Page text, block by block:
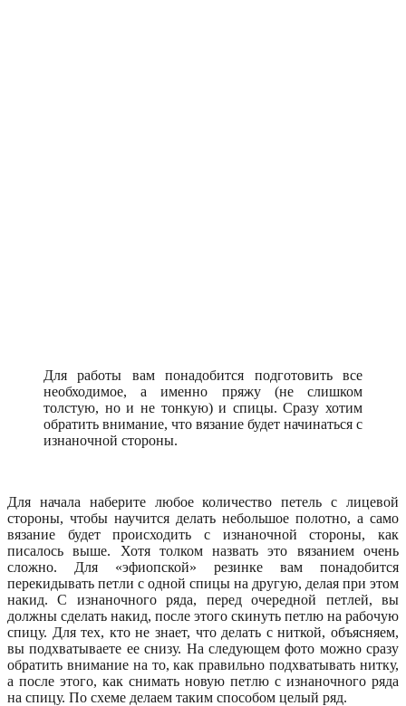
Для работы вам понадобится подготовить все
необходимое, а именно пряжу (не слишком
толстую, но и не тонкую) и спицы. Сразу хотим
обратить внимание, что вязание будет начинаться с
изнаночной стороны.
Для начала наберите любое количество петель с лицевой
стороны, чтобы научится делать небольшое полотно, а само
вязание будет происходить с изнаночной стороны, как
писалось выше. Хотя толком назвать это вязанием очень
сложно. Для «эфиопской» резинке вам понадобится
перекидывать петли с одной спицы на другую, делая при этом
накид. С изнаночного ряда, перед очередной петлей, вы
должны сделать накид, после этого скинуть петлю на рабочую
спицу. Для тех, кто не знает, что делать с ниткой, объясняем,
вы подхватываете ее снизу. На следующем фото можно сразу
обратить внимание на то, как правильно подхватывать нитку,
а после этого, как снимать новую петлю с изнаночного ряда
на спицу. По схеме делаем таким способом целый ряд.